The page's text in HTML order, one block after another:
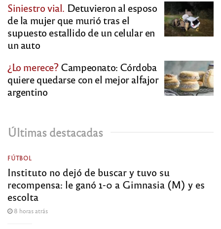
Siniestro vial. Detuvieron al esposo
de la mujer que murió tras el
supuesto estallido de un celular en
un auto
¿Lo merece?Campeonato: Córdoba
quiere quedarse con el mejor alfajor
argentino
Últimas destacadas
FÚTBOL
Instituto no dejó de buscar y tuvo su
recompensa: le ganó 1-0 a Gimnasia (M) y es
escolta
8 horas atrás